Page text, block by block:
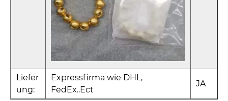
Liefer
ung:
Expressfirma wie DHL,
FedEx..Ect
JA